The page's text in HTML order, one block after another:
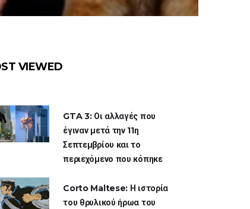
VIEWED
GTA 3: Οι αλλαγές που
έγιναν μετά την 11η
Σεπτεμβρίου και το
περιεχόμενο που κόπηκε
Corto Maltese: Η ιστορία
του θρυλικού ήρωα του